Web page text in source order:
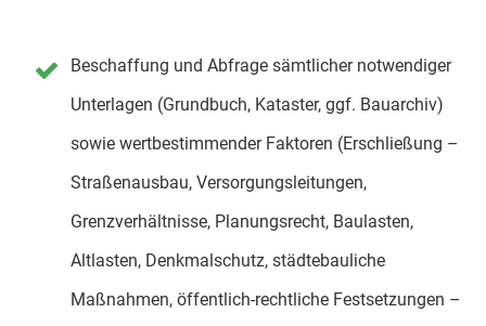
Beschaffung und Abfrage sämtlicher notwendiger
Unterlagen (Grundbuch, Kataster, ggf. Bauarchiv)
sowie wertbestimmender Faktoren (Erschließung –
Straßenausbau, Versorgungsleitungen,
Grenzverhältnisse, Planungsrecht, Baulasten,
Altlasten, Denkmalschutz, städtebauliche
Maßnahmen, öffentlich-rechtliche Festsetzungen –